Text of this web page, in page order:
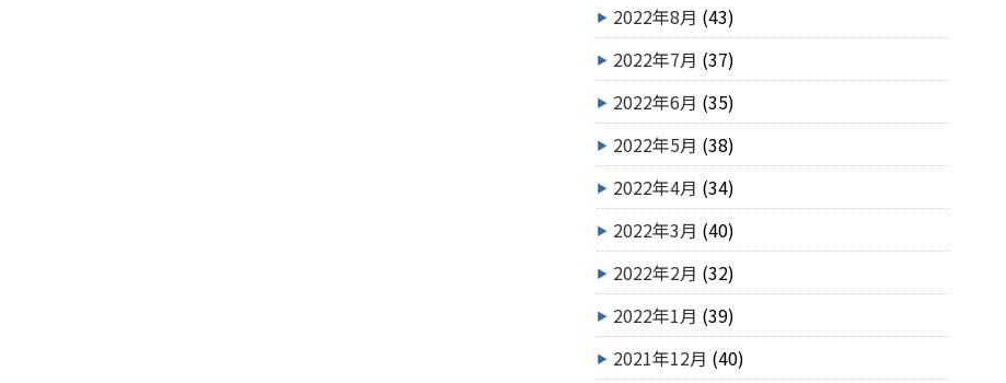
2022年8月 (43)
2022年7月 (37)
2022年6月 (35)
2022年5月 (38)
2022年4月 (34)
2022年3月 (40)
2022年2月 (32)
2022年1月 (39)
2021年12月 (40)